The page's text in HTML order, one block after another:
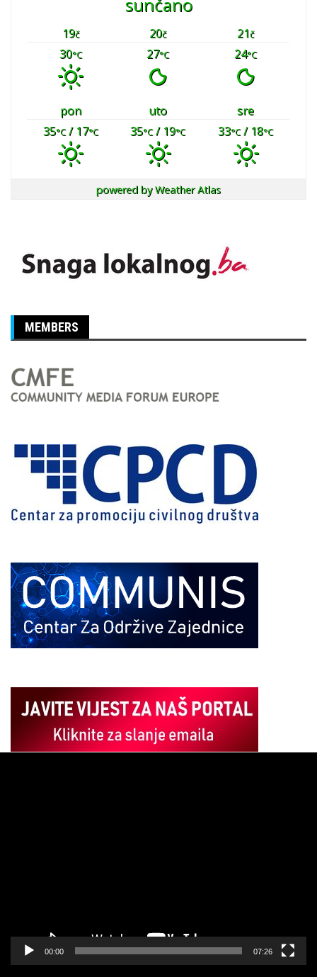
19č 20č 21č
30°C 27°C 24°C
pon uto
sre
35°C/ 17°C 35°C/ 19°C 33°C/ 18°C
powered byWeather Atlas
MEMBERS
00:00 07:26